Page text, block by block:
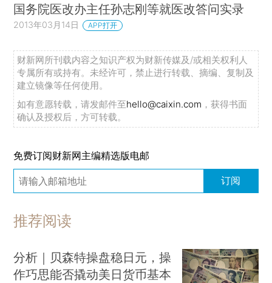
国务院医改办主任孙志刚等就医改答问实录
2013年03月14日 APP打开
财新网所刊载内容之知识产权为财新传媒及/或相关权利人
专属所有或持有。未经许可，禁止进行转载、摘编、复制及
建立镜像等任何使用。
如有意愿转载，请发邮件至hello@caixin.com ，获得书面
确认及授权后，方可转载。
免费订阅财新网主编精选版电邮
订阅
推荐阅读
分析｜贝森特操盘稳日元，操
作巧思能否撬动美日货币基本